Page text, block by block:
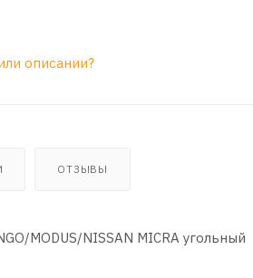
описании?
ОТЗЫВЫ
MODUS/NISSAN MICRA угольный